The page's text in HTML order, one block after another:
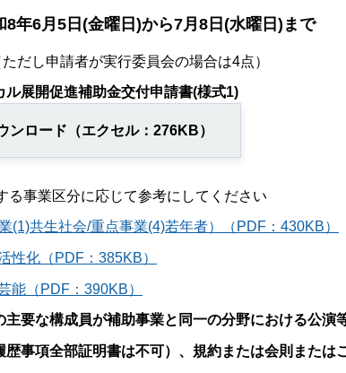
8年6月5日(金曜日)から7月8日(水曜日)まで
ただし申請者が実行委員会の場合は4点）
ル展開促進補助金交付申請書(様式1)
ンロード（エクセル：276KB）
る事業区分に応じて参考にしてください
(1)共生社会/重点事業(4)若年者）（PDF：430KB）
性化（PDF：385KB）
能（PDF：390KB）
主要な構成員が補助事業と同一の分野における公演
歴事項全部証明書は不可）、規約または会則または